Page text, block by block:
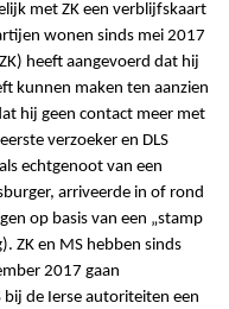
met ZK een verblijfskaart
wonen sinds mei 2017
heeft aangevoerd dat hij
kunnen maken ten aanzien
hij geen contact meer met
verzoeker en DLS
echtgenoot van een
arriveerde in of rond
op basis van een „stamp
ZK en MS hebben sinds
2017 gaan
de Ierse autoriteiten een